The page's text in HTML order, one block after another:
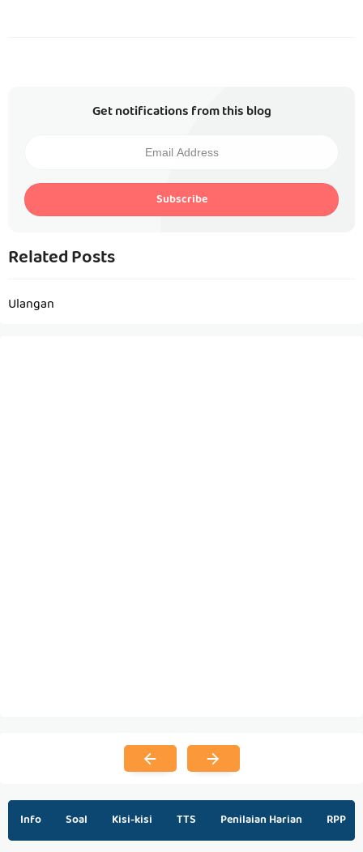
Get notifications from this blog
Subscribe
Related Posts
Ulangan
Info Soal Kisi-kisi TTS Penilaian Harian RPP